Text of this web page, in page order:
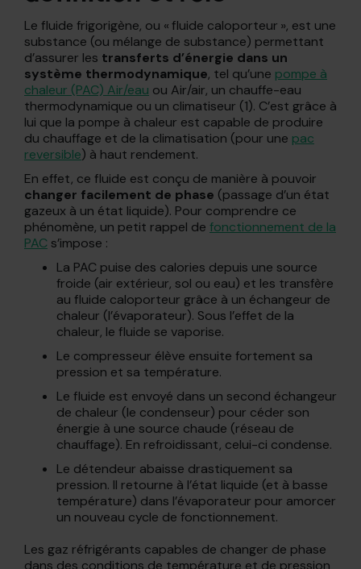
Le fluide frigorigène, ou « fluide caloporteur », est une
substance (ou mélange de substance) permettant
d’assurer les transferts d’énergie dans un
système thermodynamique, tel qu’une pompe à
chaleur (PAC) Air/eau ou Air/air, un chauffe-eau
thermodynamique ou un climatiseur (1). C’est grâce à
lui que la pompe à chaleur est capable de produire
du chauffage et de la climatisation (pour une pac
reversible) à haut rendement.
En effet, ce fluide est conçu de manière à pouvoir
changer facilement de phase (passage d’un état
gazeux à un état liquide). Pour comprendre ce
phénomène, un petit rappel de fonctionnement de la
PAC s’impose :
La PAC puise des calories depuis une source
froide (air extérieur, sol ou eau) et les transfère
au fluide caloporteur grâce à un échangeur de
chaleur (l’évaporateur). Sous l’effet de la
chaleur, le fluide se vaporise.
Le compresseur élève ensuite fortement sa
pression et sa température.
Le fluide est envoyé dans un second échangeur
de chaleur (le condenseur) pour céder son
énergie à une source chaude (réseau de
chauffage). En refroidissant, celui-ci condense.
Le détendeur abaisse drastiquement sa
pression. Il retourne à l’état liquide (et à basse
température) dans l’évaporateur pour amorcer
un nouveau cycle de fonctionnement.
Les gaz réfrigérants capables de changer de phase
dans des conditions de température et de pression